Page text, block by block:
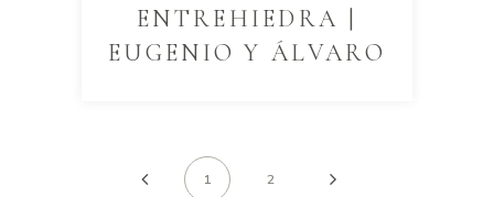
ENTREHIEDRA |
EUGENIO Y ÁLVARO
1 2